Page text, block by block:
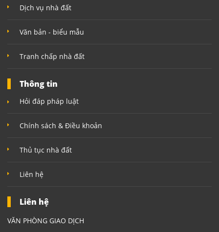
Dịch vụ nhà đất
Văn bản - biểu mẫu
Tranh chấp nhà đất
Thông tin
Hỏi đáp pháp luật
Chính sách & Điều khoản
Thủ tục nhà đất
Liên hệ
Liên hệ
VĂN PHÒNG GIAO DỊCH